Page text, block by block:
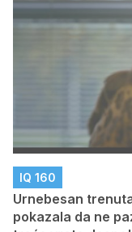
IQ 160
Urnebesan
pokazala da ne